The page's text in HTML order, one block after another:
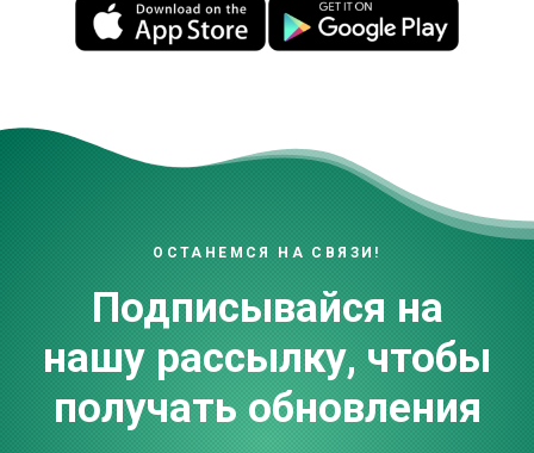
ОСТАНЕМСЯ НА СВЯЗИ!
Подписывайся на
нашу рассылку, чтобы
получать обновления